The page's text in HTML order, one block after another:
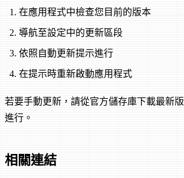
在應用程式中檢查您目前的版本
導航至設定中的更新區段
依照自動更新提示進行
在提示時重新啟動應用程式
若要手動更新，請從官方儲存庫下載最新
進行。
相關連結